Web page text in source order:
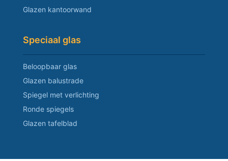
Glazen kantoorwand
Speciaal glas
Beloopbaar glas
Glazen balustrade
Spiegel met verlichting
Ronde spiegels
Glazen tafelblad